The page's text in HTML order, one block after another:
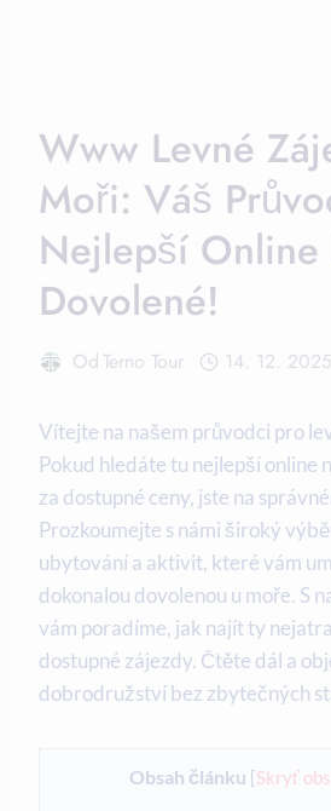
Www Levné
Moři: Váš
Nejlepší
Dovolené!
OdTerno Tour 14. 12. 2025
Vítejte na ​našem průvodci pro
Pokud hledáte tu nejlepší online
za dostupné ceny, jste na⁤
Prozkoumejte s námi široký
ubytování a aktivit, které ‍vám
dokonalou dovolenou u moře. S⁣
vám poradíme,‌ jak najít ty
dostupné zájezdy. Čtěte dál a
dobrodružství bez zbytečných
Obsah článku [Skryť